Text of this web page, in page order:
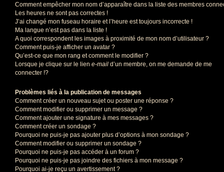
Comment empêcher mon nom d’apparaître dans la liste des membres
Les heures ne sont pas correctes !
J’ai changé mon fuseau horaire et l’heure est toujours incorrecte !
Ma langue n’est pas dans la liste !
A quoi correspondent les images à proximité de mon nom d’utilisateur ?
Comment puis-je afficher un avatar ?
Qu’est-ce que mon rang et comment le modifier ?
Lorsque je clique sur le lien e-mail d’un membre, on me demande de me
connecter !?
Problèmes liés à la publication de messages
Comment créer un nouveau sujet ou poster une réponse ?
Comment modifier ou supprimer un message ?
Comment ajouter une signature à mes messages ?
Comment créer un sondage ?
Pourquoi ne puis-je pas ajouter plus d’options à mon sondage ?
Comment modifier ou supprimer un sondage ?
Pourquoi ne puis-je pas accéder à un forum ?
Pourquoi ne puis-je pas joindre des fichiers à mon message ?
Pourquoi ai-je reçu un avertissement ?